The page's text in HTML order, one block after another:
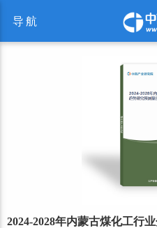
导航
2024-2028年内蒙古煤化工行